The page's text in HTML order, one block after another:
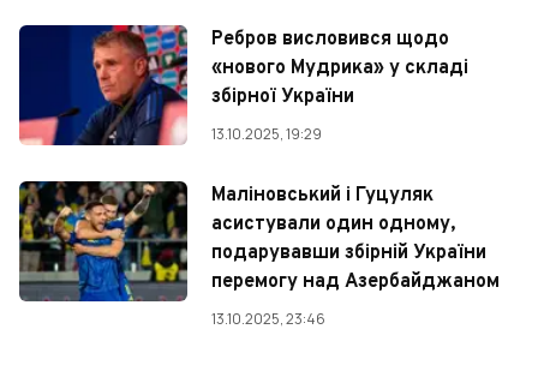
Ребров висловився щодо
«нового Мудрика» у складі
збірної України
13.10.2025, 19:29
Маліновський і Гуцуляк
асистували один одному,
подарувавши збірній України
перемогу над Азербайджаном
13.10.2025, 23:46